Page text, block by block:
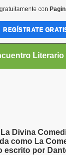
La Divina
como La
escrito por
con
REGÍSTRATE